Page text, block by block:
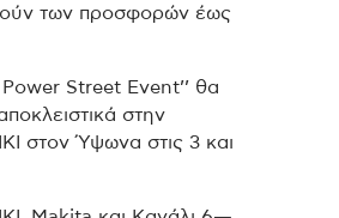
των προσφορών έως
Street Event’’ θα
στην
στον Ύψωνα στις 3 και